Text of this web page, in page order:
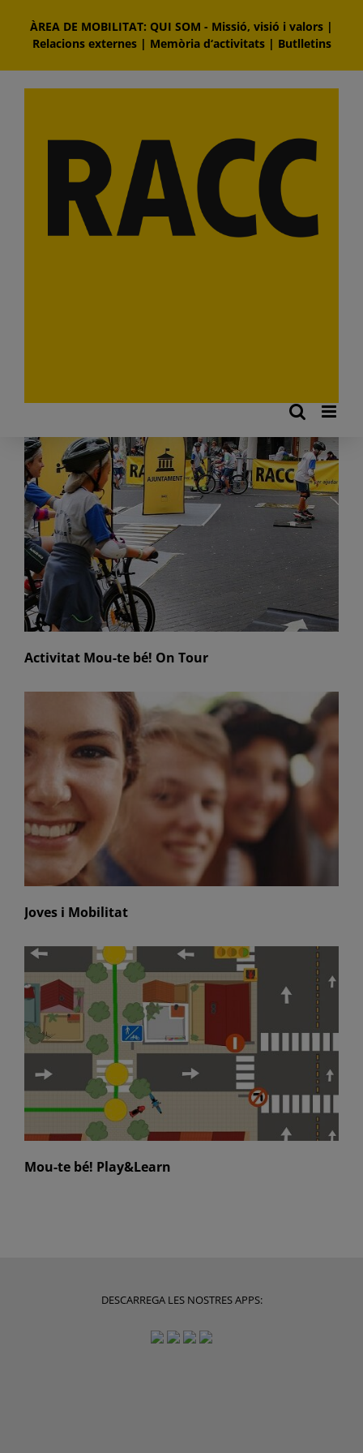
content
ÀREA DE MOBILITAT: QUI SOM - Missió, visió i valors |
Relacions externes| Memòria d‘activitats| Butlletins
Activitat Mou-te bé! On Tour
Joves i Mobilitat
Mou-te bé! Play&Learn
DESCARREGA LES NOSTRES APPS: